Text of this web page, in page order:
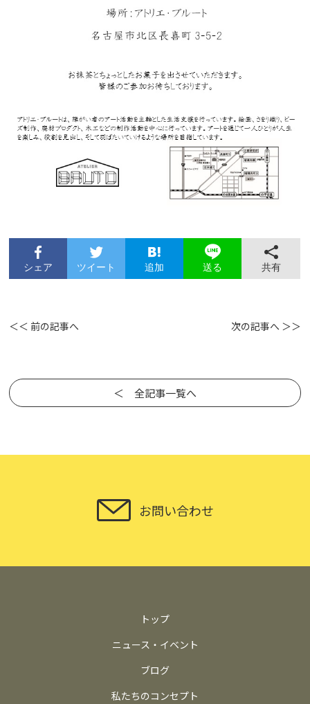
シェア ツイート 追加 送る 共有
＜＜ 前の記事へ 次の記事へ ＞＞
＜ 全記事一覧へ
お問い合わせ
トップ
ニュース・イベント
ブログ
私たちのコンセプト